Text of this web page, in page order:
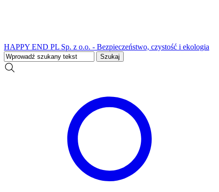
HAPPY END PL Sp. z o.o. - Bezpieczeństwo, czystość i ekologia